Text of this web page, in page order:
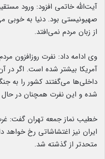
آیت‌الله خاتمی افزود: ورود
صهیونیستی بود. دنیا به خوبی
از زبان مردم نمی‌افتد.
وی ادامه داد: نفرت روزافزون
آمریکا بیشتر شده است. اگر در
داخلی‌ها می‌گفتند کشور را به
شده و این نفرت همچنان در
خطیب نماز جمعه تهران گفت:
ایران نیز اغتشاشاتی رخ خواهد
متحدتر از گذشته شد.